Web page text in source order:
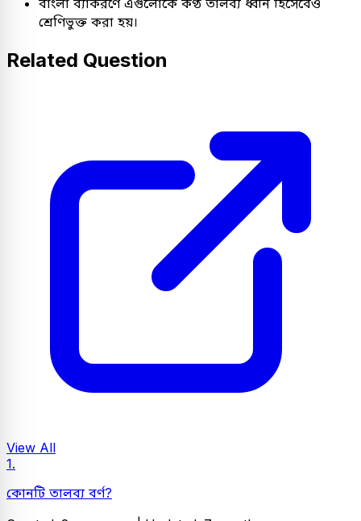
বাংলা ব্যাকরণে এগুলোকে কণ্ঠ তালব্য ধ্বনি হিসেবেও
শ্রেণিভুক্ত করা হয়।
Related Question
View All
1.
কোনটি তালব্য বর্ণ?